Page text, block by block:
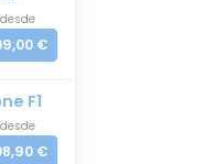
desde
€
F1
desde
€